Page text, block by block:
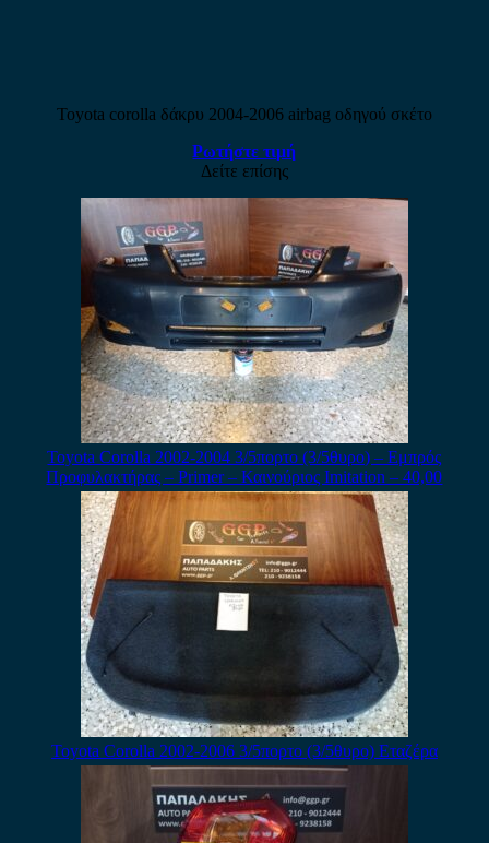
Toyota corolla δάκρυ 2004-2006 airbag οδηγού σκέτο
Ρωτήστε τιμή
Δείτε επίσης
Toyota Corolla 2002-2004 3/5πορτο (3/5θυρο) – Εμπρός
Προφυλακτήρας – Primer – Καινούριος Imitation – 40,00
Toyota Corolla 2002-2006 3/5πορτο (3/5θυρο) Εταζέρα